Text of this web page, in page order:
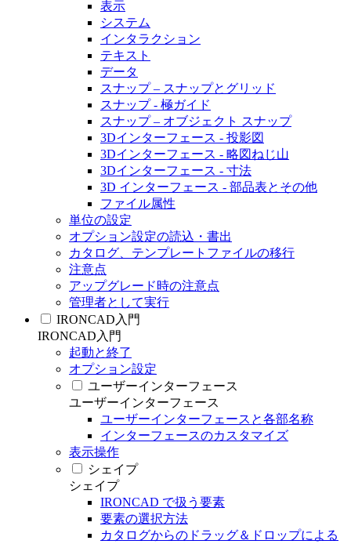
表示
システム
インタラクション
テキスト
データ
スナップ – スナップとグリッド
スナップ - 極ガイド
スナップ – オブジェクト スナップ
3Dインターフェース - 投影図
3Dインターフェース - 略図ねじ山
3Dインターフェース - 寸法
3D インターフェース - 部品表とその他
ファイル属性
単位の設定
オプション設定の読込・書出
カタログ、テンプレートファイルの移行
注意点
アップグレード時の注意点
管理者として実行
IRONCAD入門
IRONCAD入門
起動と終了
オプション設定
ユーザーインターフェース
ユーザーインターフェース
ユーザーインターフェースと各部名称
インターフェースのカスタマイズ
表示操作
シェイプ
シェイプ
IRONCAD で扱う要素
要素の選択方法
カタログからのドラッグ＆ドロップによる